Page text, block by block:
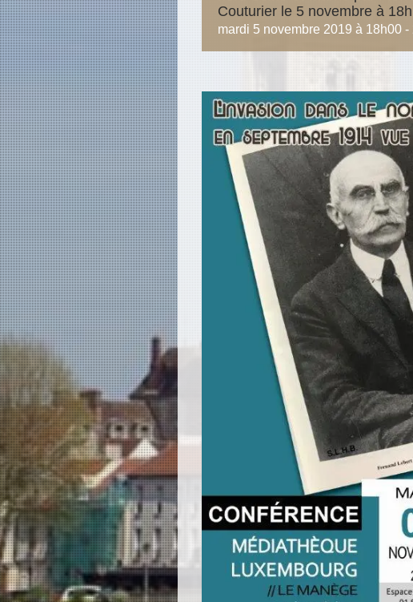
Couturier le 5 novembre à 18h
mardi 5 novembre 2019 à 18h00 -